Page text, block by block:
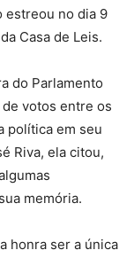
estreou no dia 9
Casa de Leis.
do Parlamento
votos entre os
política em seu
Riva, ela citou,
memória.
honra ser a única